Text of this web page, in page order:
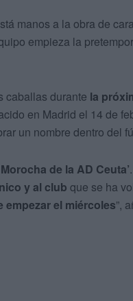
manos a la obra de
empieza la
caballas durante la
en Madrid el 14 de
un nombre dentro del
de la AD Ceuta’
y al club que se ha
empezar el miércoles”,